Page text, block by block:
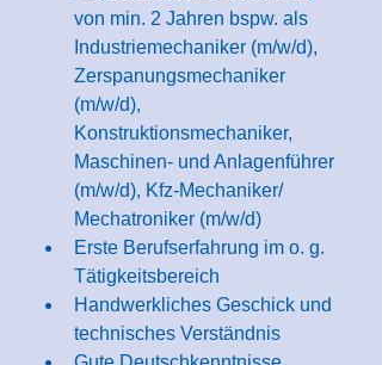
von min. 2 Jahren bspw. als
Industriemechaniker (m/w/d),
Zerspanungsmechaniker
(m/w/d),
Konstruktionsmechaniker,
Maschinen- und Anlagenführer
(m/w/d), Kfz-Mechaniker/
Mechatroniker (m/w/d)
Erste Berufserfahrung im o. g.
Tätigkeitsbereich
Handwerkliches Geschick und
technisches Verständnis